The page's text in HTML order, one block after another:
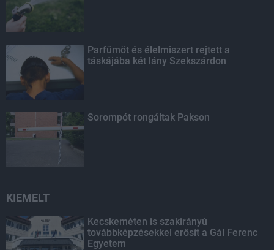
Parfümöt és élelmiszert rejtett a
táskájába két lány Szekszárdon
Sorompót rongáltak Pakson
KIEMELT
Kecskeméten is szakirányú
továbbképzésekkel erősít a Gál Ferenc
Egyetem